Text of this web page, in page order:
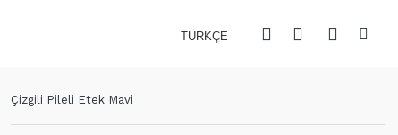
TÜRKÇE
Çizgili Pileli Etek Mavi